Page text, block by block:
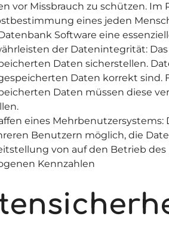
vor Missbrauch zu schützen.
eines jeden
Software eine
der Datenintegrität:
Daten sicherstellen.
Daten korrekt sind.
Daten müssen diese
eines
Benutzern möglich, die
von auf den Betrieb
Kennzahlen